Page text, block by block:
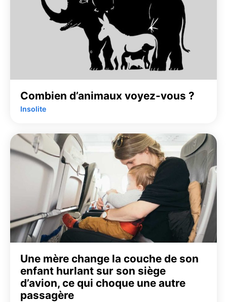
Combien d’animaux voyez-vous ?
Insolite
Une mère change la couche de son
enfant hurlant sur son siège
d’avion, ce qui choque une autre
passagère